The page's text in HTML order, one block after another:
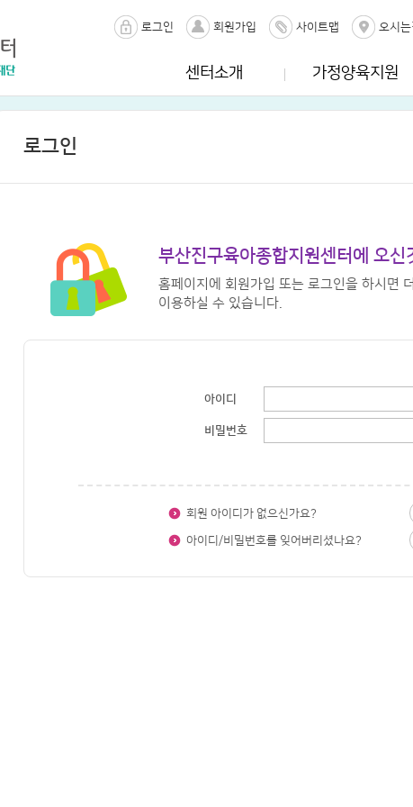
로그인 회원가입 사이트맵 오시는
센터소개 가정양육지원
로그인
부산진구육아종합지원센터에 오신
홈페이지에 회원가입 또는 로그인을 하시면
이용하실 수 있습니다.
아이디
비밀번호
회원 아이디가 없으신가요?
아이디/비밀번호를 잊어버리셨나요?